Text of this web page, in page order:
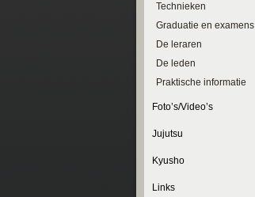
Technieken
Graduatie en examens
De leraren
De leden
Praktische informatie
Foto’s/Video’s
Jujutsu
Kyusho
Links